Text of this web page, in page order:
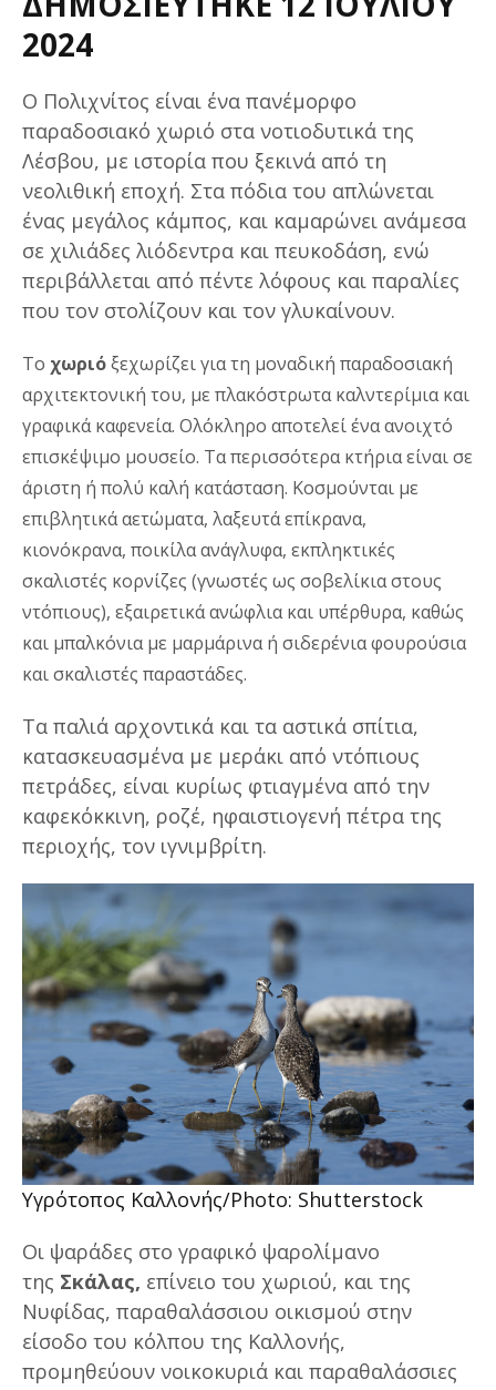
2024
Ο Πολιχνίτος είναι ένα πανέμορφο
παραδοσιακό χωριό στα νοτιοδυτικά της
Λέσβου, με ιστορία που ξεκινά από τη
νεολιθική εποχή. Στα πόδια του απλώνεται
ένας μεγάλος κάμπος, και καμαρώνει ανάμεσα
σε χιλιάδες λιόδεντρα και πευκοδάση, ενώ
περιβάλλεται από πέντε λόφους και παραλίες
που τον στολίζουν και τον γλυκαίνουν.
Το χωριόξεχωρίζει για τη μοναδική παραδοσιακή
αρχιτεκτονική του, με πλακόστρωτα καλντερίμια και
γραφικά καφενεία. Ολόκληρο αποτελεί ένα ανοιχτό
επισκέψιμο μουσείο. Τα περισσότερα κτήρια είναι σε
άριστη ή πολύ καλή κατάσταση. Κοσμούνται με
επιβλητικά αετώματα, λαξευτά επίκρανα,
κιονόκρανα, ποικίλα ανάγλυφα, εκπληκτικές
σκαλιστές κορνίζες (γνωστές ως σοβελίκια στους
ντόπιους), εξαιρετικά ανώφλια και υπέρθυρα, καθώς
και μπαλκόνια με μαρμάρινα ή σιδερένια φουρούσια
και σκαλιστές παραστάδες.
Τα παλιά αρχοντικά και τα αστικά σπίτια,
κατασκευασμένα με μεράκι από ντόπιους
πετράδες, είναι κυρίως φτιαγμένα από την
καφεκόκκινη, ροζέ, ηφαιστιογενή πέτρα της
περιοχής, τον ιγνιμβρίτη.
Υγρότοπος Καλλονής/Photo: Shutterstock
Οι ψαράδες στο γραφικό ψαρολίμανο
της Σκάλας, επίνειο του χωριού, και της
Νυφίδας, παραθαλάσσιου οικισμού στην
είσοδο του κόλπου της Καλλονής,
προμηθεύουν νοικοκυριά και παραθαλάσσιες